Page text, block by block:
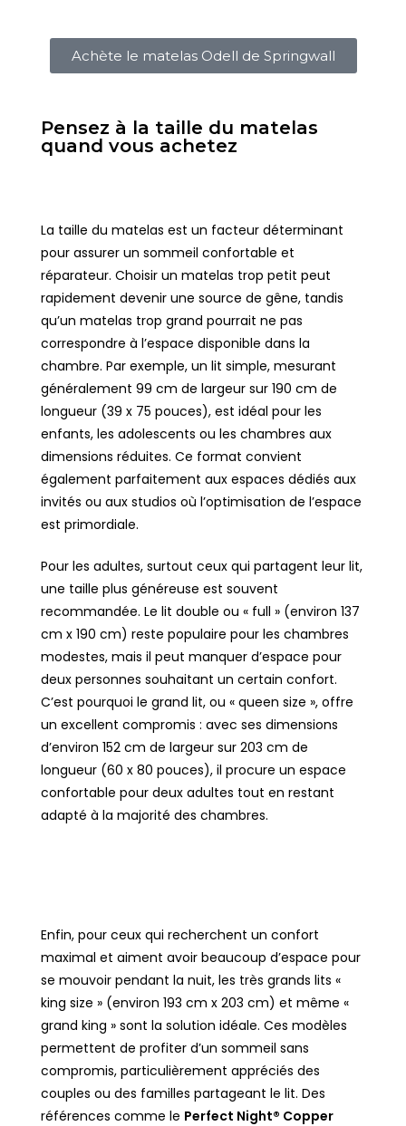
Achète le matelas Odell de Springwall
Pensez à la taille du matelas
quand vous achetez
La taille du matelas est un facteur déterminant
pour assurer un sommeil confortable et
réparateur. Choisir un matelas trop petit peut
rapidement devenir une source de gêne, tandis
qu’un matelas trop grand pourrait ne pas
correspondre à l’espace disponible dans la
chambre. Par exemple, un lit simple, mesurant
généralement 99 cm de largeur sur 190 cm de
longueur (39 x 75 pouces), est idéal pour les
enfants, les adolescents ou les chambres aux
dimensions réduites. Ce format convient
également parfaitement aux espaces dédiés aux
invités ou aux studios où l’optimisation de l’espace
est primordiale.
Pour les adultes, surtout ceux qui partagent leur lit,
une taille plus généreuse est souvent
recommandée. Le lit double ou « full » (environ 137
cm x 190 cm) reste populaire pour les chambres
modestes, mais il peut manquer d’espace pour
deux personnes souhaitant un certain confort.
C’est pourquoi le grand lit, ou « queen size », offre
un excellent compromis : avec ses dimensions
d’environ 152 cm de largeur sur 203 cm de
longueur (60 x 80 pouces), il procure un espace
confortable pour deux adultes tout en restant
adapté à la majorité des chambres.
Enfin, pour ceux qui recherchent un confort
maximal et aiment avoir beaucoup d’espace pour
se mouvoir pendant la nuit, les très grands lits «
king size » (environ 193 cm x 203 cm) et même «
grand king » sont la solution idéale. Ces modèles
permettent de profiter d’un sommeil sans
compromis, particulièrement appréciés des
couples ou des familles partageant le lit. Des
références comme le Perfect Night® Copper